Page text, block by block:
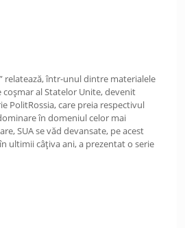
relatează, într-unul dintre materialele
coșmar al Statelor Unite, devenit
PolitRossia, care preia respectivul
în domeniul celor mai
SUA se văd devansate, pe acest
ultimii câțiva ani, a prezentat o serie